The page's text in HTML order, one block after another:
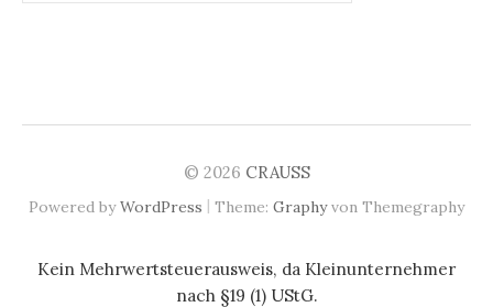
© 2026 CRAUSS
Powered byWordPress | Theme: Graphyvon Themegraphy
Kein Mehrwertsteuerausweis, da Kleinunternehmer
nach §19 (1) UStG.